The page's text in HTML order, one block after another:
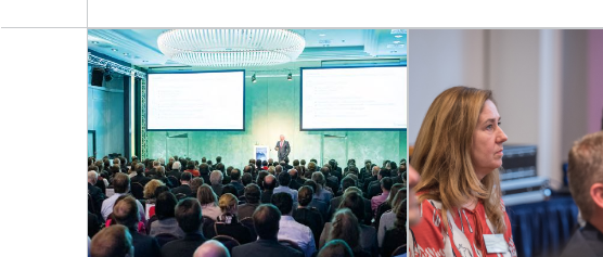
Fraunhofer Cluster of Excellence